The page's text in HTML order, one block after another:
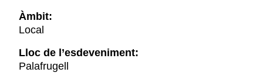
Àmbit:
Local
Lloc de l’esdeveniment:
Palafrugell